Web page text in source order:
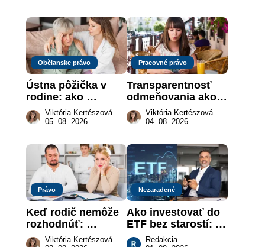
Občianske právo
Ústna pôžička v
rodine: ako
vymôcť peniaze,
keď na papieri nie
Viktória Kertészová
05. 08. 2026
Pracovné právo
Transparentnosť
odmeňovania ako
právna povinnosť:
revolúcia na
práce
Viktória Kertészová
04. 08. 2026
Právo
Keď rodič nemôže
rozhodnúť:
nahradenie prejavu
Viktória Kertészová
Nezaradené
Ako investovať do
ETF bez starostí:
Investičné plány,
Redakcia